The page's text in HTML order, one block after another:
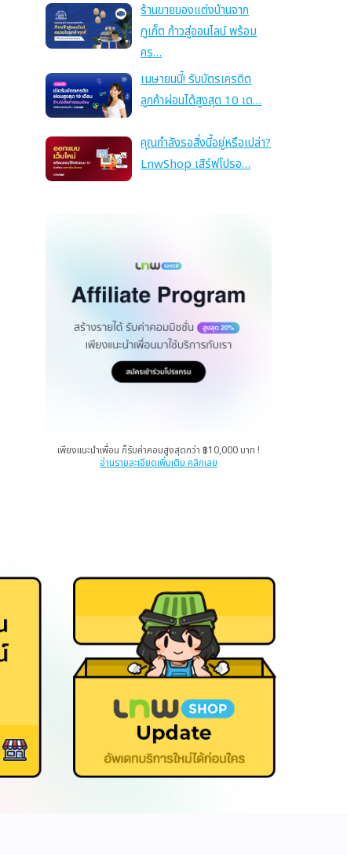
ร้านขายของแต่งบ้านจาก
ภูเก็ต ก้าวสู่ออนไลน์ พร้อม
คร…
เมษายนนี้! รับบัตรเครดิต
ลูกค้าผ่อนได้สูงสุด 10 เด…
คุณกำลังรอสิ่งนี้อยู่หรือเปล่า?
LnwShop เสิร์ฟโปรอ…
เพียงแนะนำเพื่อน ก็รับค่าคอมสูงสุดกว่า ฿10,000 บาท !
อ่านรายละเอียดเพิ่มเติม คลิกเลย